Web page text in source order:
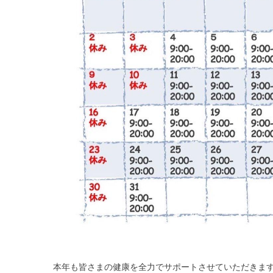
本年も皆さまの健康を全力でサポートさせていただきま